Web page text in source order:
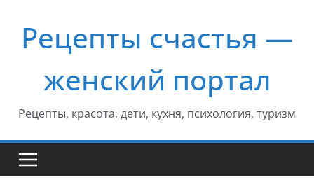
содержимому
Рецепты счастья —
женский портал
Рецепты, красота, дети, кухня, психология, туризм